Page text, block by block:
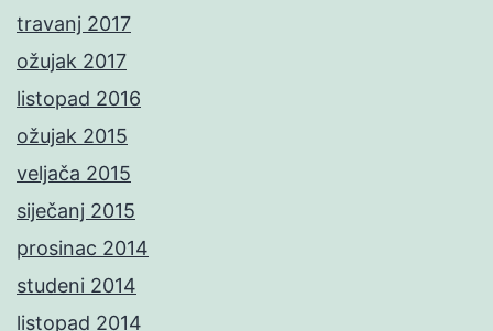
travanj 2017
ožujak 2017
listopad 2016
ožujak 2015
veljača 2015
siječanj 2015
prosinac 2014
studeni 2014
listopad 2014